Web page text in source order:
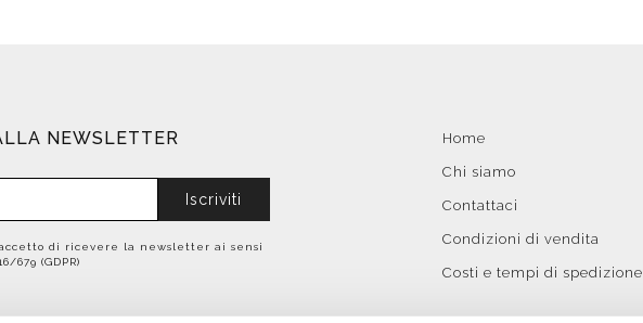
NEWSLETTER
Iscriviti
accetto di ricevere la newsletter ai sensi
679 (GDPR)
Home
Chi siamo
Contattaci
Condizioni di vendita
Costi e tempi di spedizione